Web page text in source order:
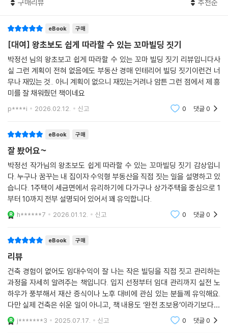
--- p.44
건축을 할 때 한 번 결정한 것을 바꾸는 일이 아예 불가능할 수도 있다. 바
꿀 수는 있더라도 많은 시간과 비용을 감내해야 할 때도 있다. 절대 거저 되
는 것은 없다. 셀프 집짓기에 맞는 성격을 가진 사람들이 있다. 그중 하나는
한 번 결정하면 누가 뭐라고 해도 쉽게 바꾸지 않는 사람이다. 다른 하나는
일단 일을 맡기면 신뢰하고 기다릴 줄 아는 사람이다. 마지막으로 상대방
의 이익을 존중할 자세가 되어 있다면 더욱 좋은 품질의 집을 지을 수 있다.
이런 사람들은 시공업체를 잘 다룰 수 있다. 궁극적으로 직영으로 집짓기
--- p.49
월세를 받아서 살기로 마음먹고, 그런 집을 직접 짓겠다고 결심했는가? 그
렇다면 그다음 고민은 ‘구체적으로 어떠한 구조로 집을 지을까?’이다. 집은
가족 구성원이 거주하는 공간이다. 각자의 생활 습관을 만족시키는 구조여
야 한다. 게다가 다가구주택이나 상가주택은 내가 거주하는 공간 외에 임
대 공간도 필요하다. 아파트나 빌라 등 다른 임대주택과의 세입자 유치 경
쟁에서도 유리한 구조를 갖추어야 한다. 그만큼 다가구주택이나 상가주택
건축사보다도 건축주가 더 많이 조사하고 고민해서 제시해야 한다.
--- p.63
공사를 시작하기 전에 공사장 소재지를 관할하는 근로복지공단 지사에 문
의해서 고용산재보험에 가입해야 한다. 산재보험(산업재해보상보험)으로
도 기본적인 사고에 대한 대비는 되지만, 인사사고에 대비해서 근재보험을
가입해두면 더 많은 혜택이 있다. 이는 마치 자동차보험에서 책임보험만
가입하는 것과 종합보험을 가입하는 것을 생각하면 쉽게 이해될 것이다.
구매리뷰 추천순
eBook 구매
[대여] 왕초보도 쉽게 따라할 수 있는 꼬마빌딩 짓기
박정선 님의 왕초보고 쉽게 따라할 수 있는 꼬마 빌딩 짓기 리뷰입니다사
실 그런 계획이 전혀 없음에도 부동산 경매 인테리어 빌딩 짓기이런건 너
무나 재밌는 것.. 아니 계획이 없으니 재밌는거려나 암튼 그런 점에서 제 흥
미를 잘 채워줬던 책이네요
p****i 2026.02.12. 신고 0 댓글0
eBook 구매
잘 봤어요~
박정선 작가님의 왕초보도 쉽게 따라할 수 있는 꼬마빌딩 짓기 감상입니
다. 누구나 꿈꾸는 내 집이자 수익형 부동산을 직접 짓는 일을 설명하고 있
습니다. 1주택이 세금면에서 유리하기에 다가구나 상가주택을 중심으로 1
부터 10까지 전부 설명되어 있어서 꽤 유익합니다.
h******7 2026.01.12. 신고 0 댓글0
eBook 구매
리뷰
건축 경험이 없어도 임대수익이 잘 나는 작은 빌딩을 직접 짓고 관리하는
과정을 자세히 알려주는 책입니다. 입지 선정부터 임대 관리까지 실전 노
하우가 풍부해서 재산 증식이나 노후 대비에 관심 있는 분들께 유익해요.
다만 실제 건축은 쉬운 일이 아니고, 책 내용도 ‘완전 초보용’이라기보다는
현장 경험 없이 덤비지 말라는 현실적인 조언이 많아 부담도 느껴질 수 있
습니다. 그래
j*******3 2025.07.17. 신고 0 댓글0